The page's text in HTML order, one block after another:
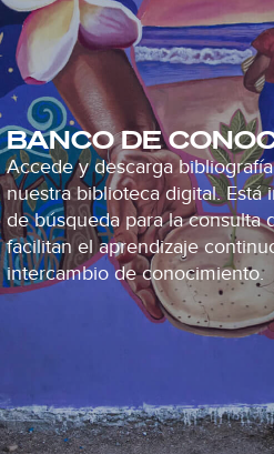
BANCO DE
Accede y descarga
nuestra biblioteca digital.
de búsqueda para la consulta
facilitan el aprendizaje
intercambio de conocimiento.